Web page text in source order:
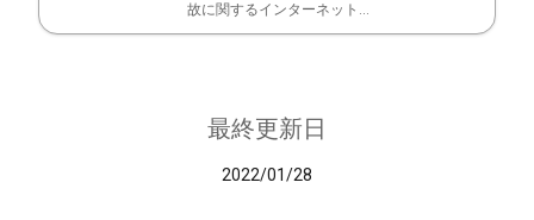
故に関するインターネット...
最終更新日
2022/01/28